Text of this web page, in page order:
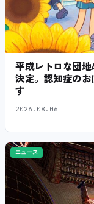
平成レトロな団地
決定。認知症の
す
2026.08.06
ニュース